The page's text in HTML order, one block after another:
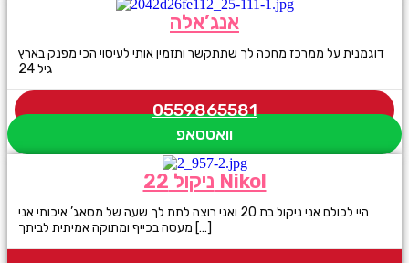
אנג’אלה
דוגמנית על ממרכז מחכה לך שתתקשר ותזמין אותי לעיסוי הכי מפנק בארץ
גיל 24
0559865581
וואטסאפ
ניקול 22 Nikol
היי לכולם אני ניקול בת 20 ואני רוצה לתת לך שעה של מסאג’ איכותי אני
מעסה בכייף ומתוקה אמיתית לביתך […]